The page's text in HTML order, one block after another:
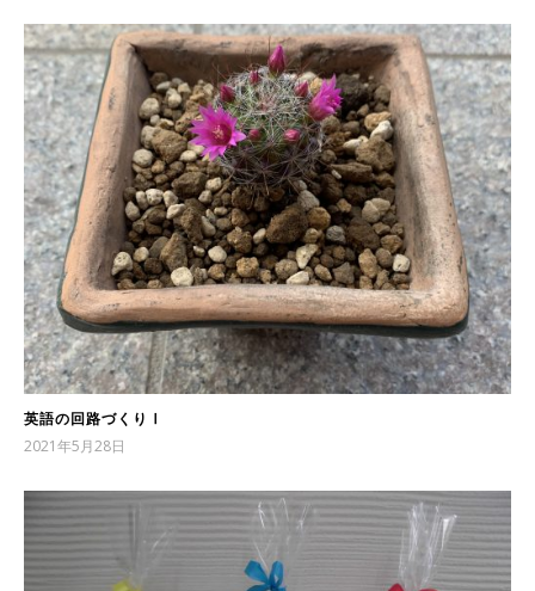
英語の回路づくりⅠ
2021年5月28日